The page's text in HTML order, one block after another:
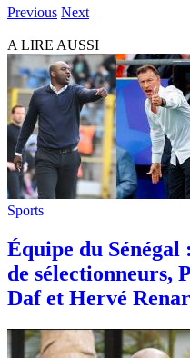
Previous Next
A LIRE AUSSI
Sports
Équipe du Sénégal
de sélectionneurs,
Daf et Hervé